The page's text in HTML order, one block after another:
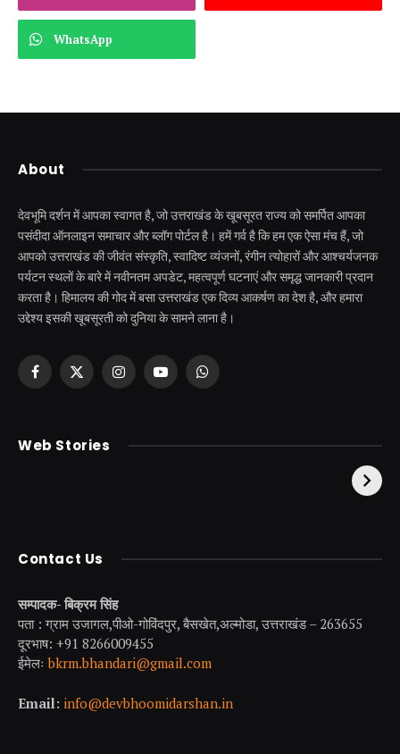
WhatsApp
About
देवभूमि दर्शन में आपका स्वागत है, जो उत्तराखंड के खूबसूरत राज्य को समर्पित आपका
पसंदीदा ऑनलाइन समाचार और ब्लॉग पोर्टल है। हमें गर्व है कि हम एक ऐसा मंच हैं, जो
आपको उत्तराखंड की जीवंत संस्कृति, स्वादिष्ट व्यंजनों, रंगीन त्योहारों और आश्चर्यजनक
पर्यटन स्थलों के बारे में नवीनतम अपडेट, महत्वपूर्ण घटनाएं और समृद्ध जानकारी प्रदान
करता है। हिमालय की गोद में बसा उत्तराखंड एक दिव्य आकर्षण का देश है, और हमारा
उद्देश्य इसकी खूबसूरती को दुनिया के सामने लाना है।
Facebook
X
InstagramYouTubeWhatsApp
Web Stories
केदारनाथ से पहले होती है
उत्तराखंड की एक ऐसी
Contact Us
सम्पादक- बिक्रम सिंह
पता : ग्राम उजागल,पीओ-गोविंदपुर, बैसखेत,अल्मोडा, उत्तराखंड – 263655
दूरभाष: +91 8266009455
ईमेलःbkrm.bhandari@gmail.com
Email: info@devbhoomidarshan.in